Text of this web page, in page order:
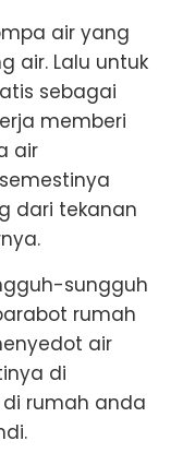
air yang
air. Lalu untuk
sebagai
memberi
air
dari tekanan
sungguh
rumah
air
di
di rumah anda